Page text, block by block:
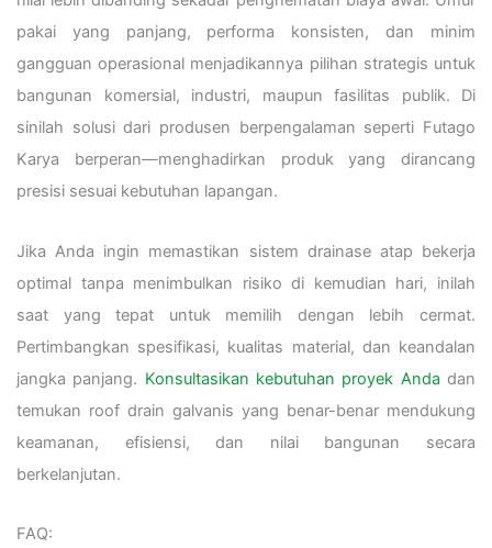
pakai yang panjang, performa konsisten, dan minim
gangguan operasional menjadikannya pilihan strategis untuk
bangunan komersial, industri, maupun fasilitas publik. Di
sinilah solusi dari produsen berpengalaman seperti Futago
Karya berperan—menghadirkan produk yang dirancang
presisi sesuai kebutuhan lapangan.
Jika Anda ingin memastikan sistem drainase atap bekerja
optimal tanpa menimbulkan risiko di kemudian hari, inilah
saat yang tepat untuk memilih dengan lebih cermat.
Pertimbangkan spesifikasi, kualitas material, dan keandalan
jangka panjang. Konsultasikan kebutuhan proyek Anda dan
temukan roof drain galvanis yang benar-benar mendukung
keamanan, efisiensi, dan nilai bangunan secara
berkelanjutan.
FAQ: